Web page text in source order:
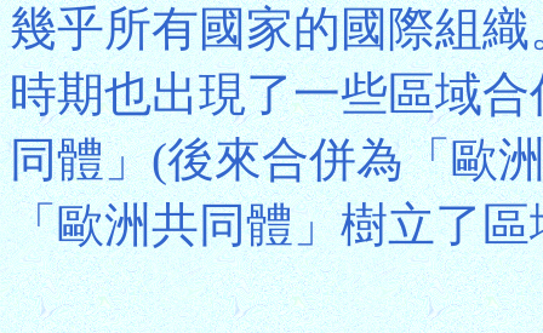
幾乎所有國家的國際組
時期也出現了一些區域
同體」(後來合併為「歐
「歐洲共同體」樹立了